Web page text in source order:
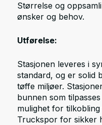
Størrelse og
ønsker og behov.
Utførelse:
Stasjonen leveres i
standard, og er solid
tøffe miljøer.
bunnen som
mulighet for
Truckspor for sikker